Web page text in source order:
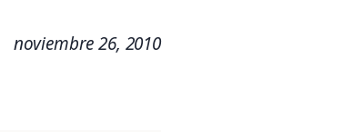
noviembre 26, 2010